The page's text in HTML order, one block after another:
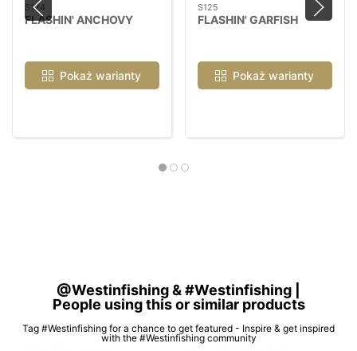
S124
FLASHIN' ANCHOVY
Pokaż warianty
S125
FLASHIN' GARFISH
Pokaż warianty
@Westinfishing & #Westinfishing |
People using this or similar products
Tag #Westinfishing for a chance to get featured - Inspire & get inspired
with the #Westinfishing community